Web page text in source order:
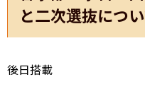
と二次選抜につ
後日搭載